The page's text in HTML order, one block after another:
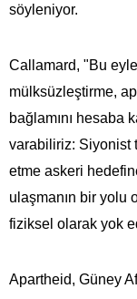
söyleniyor.
Callamard, "Bu
mülksüzleştirme,
bağlamını hesaba
varabiliriz: Siyonist
etme askeri
ulaşmanın bir yolu
fiziksel olarak yok
Apartheid, Güney